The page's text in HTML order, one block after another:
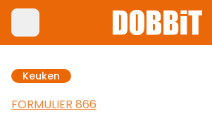
Keuken
FORMULIER 866